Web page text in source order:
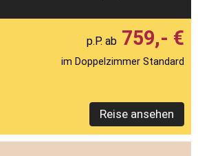
759,- €
im Doppelzimmer Standard
Reise ansehen